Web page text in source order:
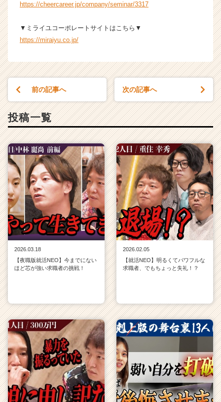
https://cheercareer.jp/company/seminar/3317
▼ミライユコーポレートサイトはこちら▼
https://miraiyu.co.jp/
前の記事へ 次の記事へ
投稿一覧
2026.03.18
【夜職版就活NEO】今までにない
ほど芯が強い求職者の挑戦！
2026.02.05
【就活NEO】明るくてパワフルな
求職者、でもちょっと失礼！？